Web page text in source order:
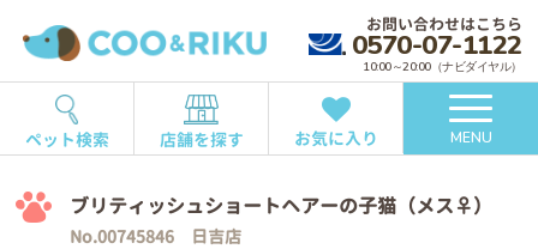
お問い合わせはこちら
0570-07-1122
10:00～20:00（ナビダイヤル）
ペット検索 店舗を探す お気に入り MENU
ブリティッシュショートヘアーの子猫（メス♀）
No.00745846 日吉店